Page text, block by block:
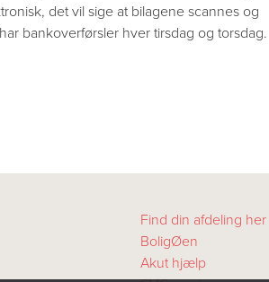
det vil sige at bilagene scannes og
bankoverførsler hver tirsdag og torsdag.
Find din afdeling her
BoligØen
Akut hjælp